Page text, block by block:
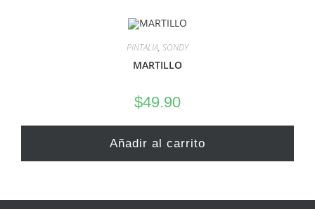
PINTALIA, SONDY
MARTILLO
$49.90
Añadir al carrito